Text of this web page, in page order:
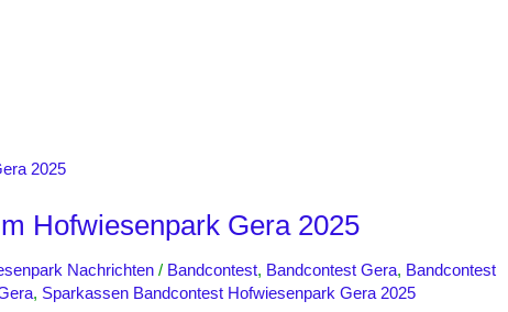
Hofwiesenpark Gera 2025
Nachrichten / Bandcontest, Bandcontest Gera, Bandcontest
, Sparkassen Bandcontest Hofwiesenpark Gera 2025